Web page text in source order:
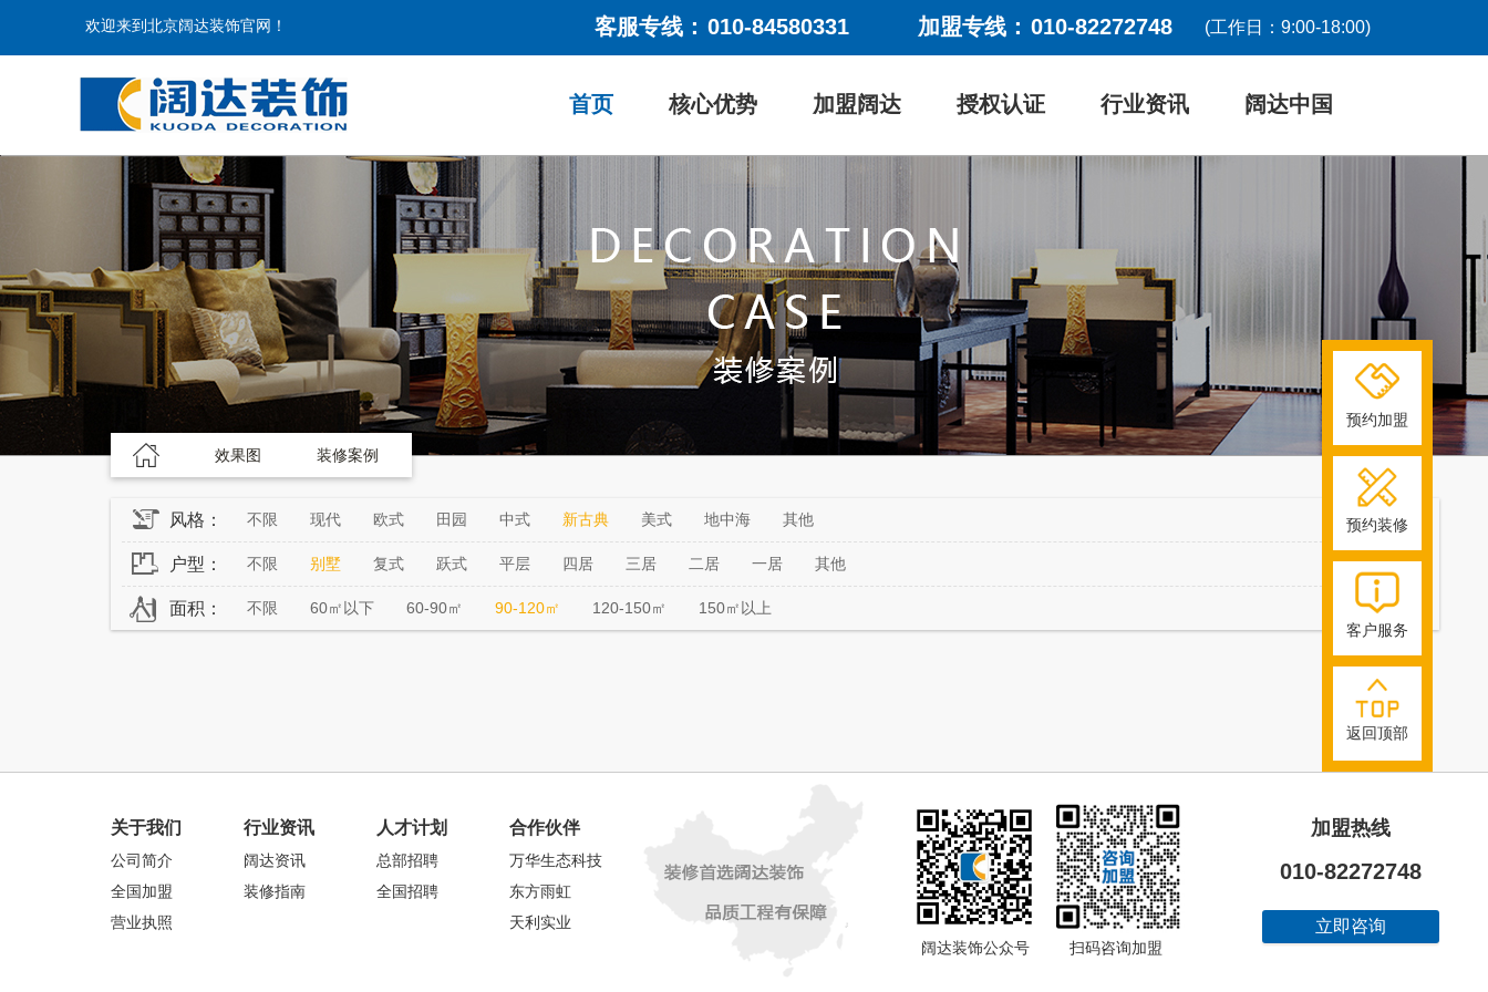
欢迎来到北京阔达装饰官网！ 客服专线： 010-84580331 加盟专线： 010-82272748 (工作日：9:00-18:00)
首页 核心优势 加盟阔达 授权认证 行业资讯 阔达中国
预约加盟
预约装修
客户服务
返回顶部
效果图 装修案例
风格： 不限 现代 欧式 田园 中式 新古典 美式 地中海 其他
户型： 不限 别墅 复式 跃式 平层 四居 三居 二居 一居 其他
面积： 不限 60㎡以下 60-90㎡ 90-120㎡ 120-150㎡ 150㎡以上
关于我们
公司简介
全国加盟
营业执照
行业资讯
阔达资讯
装修指南
人才计划
总部招聘
全国招聘
合作伙伴
万华生态科技
东方雨虹
天利实业
阔达装饰公众号 扫码咨询加盟
加盟热线
010-82272748
立即咨询